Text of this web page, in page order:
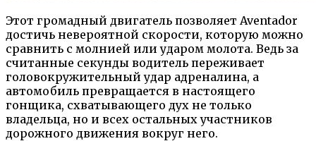
Этот громадный двигатель позволяет Aventador
достичь невероятной скорости, которую можно
сравнить с молнией или ударом молота. Ведь за
считанные секунды водитель переживает
головокружительный удар адреналина, а
автомобиль превращается в настоящего
гонщика, схватывающего дух не только
владельца, но и всех остальных участников
дорожного движения вокруг него.